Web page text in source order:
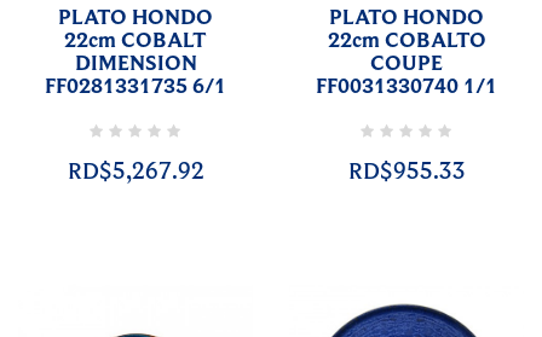
PLATO HONDO
22cm COBALT
DIMENSION
FF0281331735 6/1
RD$5,267.92
PLATO HONDO
22cm COBALTO
COUPE
FF0031330740 1/1
RD$955.33